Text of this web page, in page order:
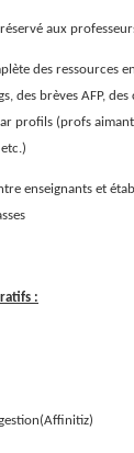
aux
des ressources
des brèves AFP,
profils (profs
enseignants et
: